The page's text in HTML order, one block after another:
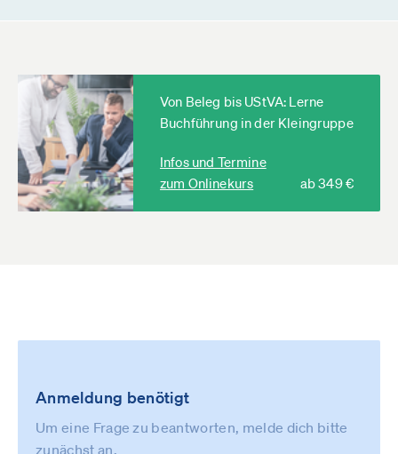
Von Beleg bis UStVA: Lerne
Buchführung in der Kleingruppe
Infos und Termine
zum Onlinekurs
ab 349 €
Anmeldung benötigt
Um eine Frage zu beantworten, melde dich bitte
zunächst an.